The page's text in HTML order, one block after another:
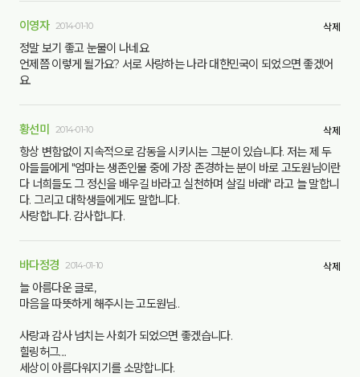
이영자 2014-01-10 삭제
정말 보기 좋고 눈물이 나네요
언제쯤 이렇게 될가요? 서로 사랑하는 나라 대한민국이 되었으면 좋겠어
요.
황선미 2014-01-10 삭제
항상 변함없이 지속적으로 감동을 시키시는 그분이 있습니다. 저는 제 두
아들들에게 "엄마는 생존인물 중에 가장 존경하는 분이 바로 고도원님이란
다 너희들도 그 정신을 배우길 바라고 실천하며 살길 바래" 라고 늘 말합니
다. 그리고 대학생들에게도 말합니다.
사랑합니다. 감사합니다.
바다정경 2014-01-10 삭제
늘 아름다운 글로,
마음을 따뜻하게 해주시는 고도원님..
사랑과 감사 넘치는 사회가 되었으면 좋겠습니다.
힐링허그....
세상이 아름다워지기를 소망합니다.